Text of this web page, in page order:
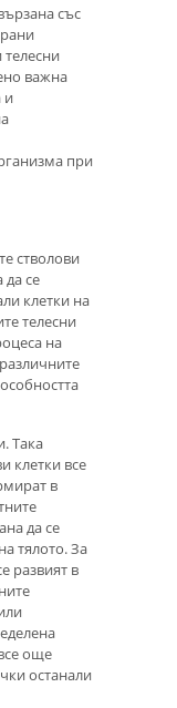
със
важна
и
при
стволови
да се
клетки на
телесни
на
Така
клетки все
в
да се
тялото. За
развият в
още
останали